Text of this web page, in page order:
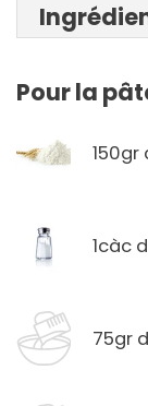
Pour la
150gr
1càc
75gr